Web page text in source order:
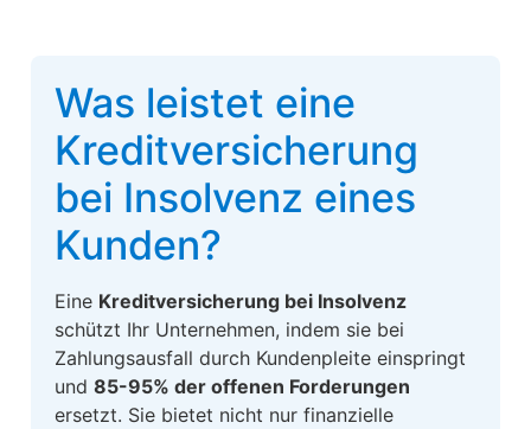
Was leistet eine
Kreditversicherung
bei Insolvenz eines
Kunden?
Eine Kreditversicherung bei Insolvenz
schützt Ihr Unternehmen, indem sie bei
Zahlungsausfall durch Kundenpleite einspringt
und85-95% der offenen Forderungen
ersetzt. Sie bietet nicht nur finanzielle